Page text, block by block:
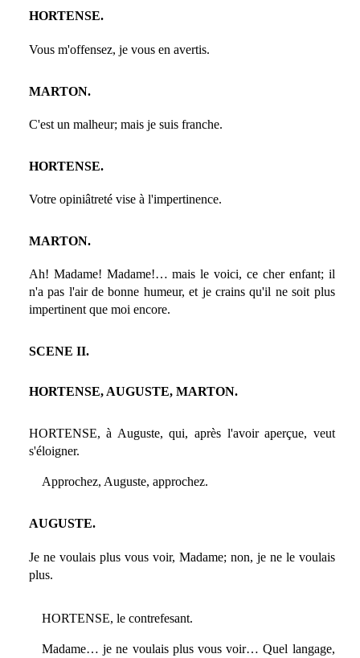
HORTENSE.
Vous m'offensez, je vous en avertis.
MARTON.
C'est un malheur; mais je suis franche.
HORTENSE.
Votre opiniâtreté vise à l'impertinence.
MARTON.
Ah! Madame! Madame!… mais le voici, ce cher enfant; il
n'a pas l'air de bonne humeur, et je crains qu'il ne soit plus
impertinent que moi encore.
SCENE II.
HORTENSE, AUGUSTE, MARTON.
HORTENSE, à Auguste, qui, après l'avoir aperçue, veut
s'éloigner.
Approchez, Auguste, approchez.
AUGUSTE.
Je ne voulais plus vous voir, Madame; non, je ne le voulais
plus.
HORTENSE, le contrefesant.
Madame… je ne voulais plus vous voir… Quel langage,